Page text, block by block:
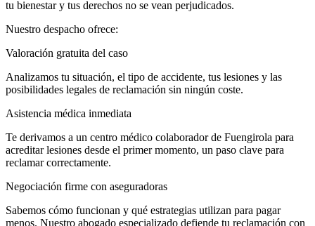
tu bienestar y tus derechos no se vean perjudicados.
Nuestro despacho ofrece:
Valoración gratuita del caso
Analizamos tu situación, el tipo de accidente, tus lesiones y las
posibilidades legales de reclamación sin ningún coste.
Asistencia médica inmediata
Te derivamos a un centro médico colaborador de Fuengirola para
acreditar lesiones desde el primer momento, un paso clave para
reclamar correctamente.
Negociación firme con aseguradoras
Sabemos cómo funcionan y qué estrategias utilizan para pagar
menos. Nuestro abogado especializado defiende tu reclamación con